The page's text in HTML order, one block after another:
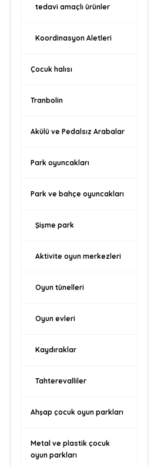
tedavi amaçlı ürünler
Koordinasyon Aletleri
Çocuk halısı
Tranbolin
Akülü ve Pedalsız Arabalar
Park oyuncakları
Park ve bahçe oyuncakları
Şişme park
Aktivite oyun merkezleri
Oyun tünelleri
Oyun evleri
Kaydıraklar
Tahterevalliler
Ahşap çocuk oyun parkları
Metal ve plastik çocuk
oyun parkları